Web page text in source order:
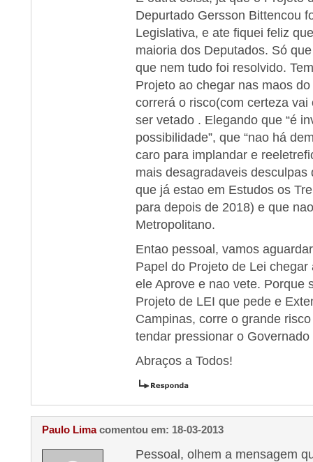
Depurtado Gersson Bittencou
Legislativa, e ate fiquei feliz
maioria dos Deputados. Só
que nem tudo foi resolvido.
Projeto ao chegar nas maos
correrá o risco(com certeza
ser vetado . Elegando que “é
possibilidade”, que “nao há
caro para implandar e
mais desagradaveis desculpas
que já estao em Estudos os
para depois de 2018) e que
Metropolitano.
Entao pessoal, vamos
Papel do Projeto de Lei
ele Aprove e nao vete. Porque
Projeto de LEI que pede e
Campinas, corre o grande
tendar pressionar o
Abraços a Todos!
Paulo Lima comentou em: 18-03-2013
Pessoal, olhem a mensagem